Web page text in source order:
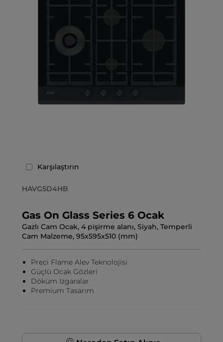
Karşılaştırın
HAVG5D4HB
Gas On Glass Series 6 Ocak
Gazlı Cam Ocak, 4 pişirme alanı, Siyah, Temperli
Cam Malzeme, 95x595x510 (mm)
Preci Flame Alev Teknolojisi
Güçlü Ocak Gözleri
Döküm Izgaralar
Premium Tasarım